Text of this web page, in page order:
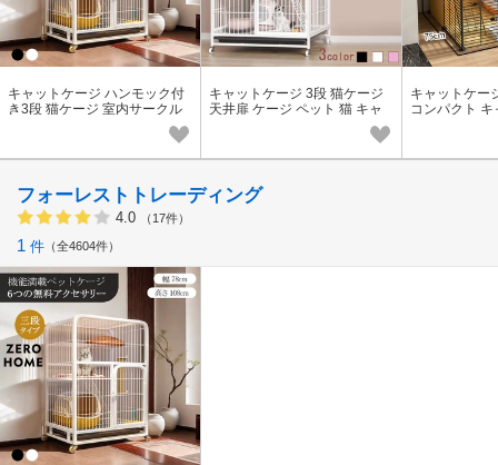
キャットケージ ハンモック付
き3段 猫ケージ 室内サークル
ペット 猫 キャットゲージ キャ
キャットケージ 3段 猫ケージ
天井扉 ケージ ペット 猫 キャ
ットゲージ キャット タワー 収
キャットケー
コンパクト
フォーレストトレーディング
4.0 （17件）
1 件 全4604件